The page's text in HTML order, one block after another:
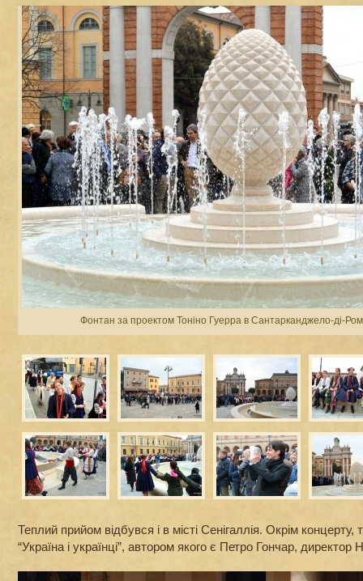
Фонтан за проектом Тоніно Гуерра в Сантарканджело-ді-
Теплий прийом відбувся і в місті Сенігаллія. Окрім
“Україна і українці”, автором якого є Петро Гончар,